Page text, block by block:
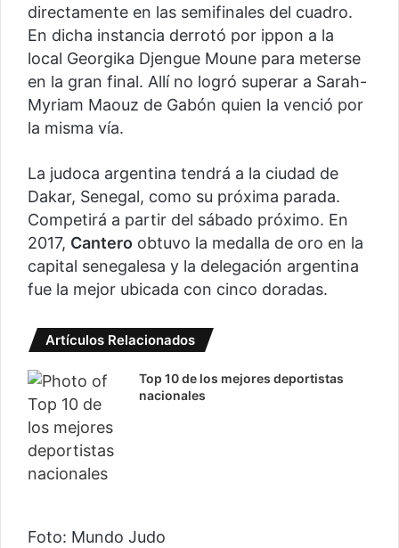
directamente en las semifinales del cuadro.
En dicha instancia derrotó por ippon a la
local Georgika Djengue Moune para meterse
en la gran final. Allí no logró superar a Sarah-
Myriam Maouz de Gabón quien la venció por
la misma vía.
La judoca argentina tendrá a la ciudad de
Dakar, Senegal, como su próxima parada.
Competirá a partir del sábado próximo. En
2017, Cantero obtuvo la medalla de oro en la
capital senegalesa y la delegación argentina
fue la mejor ubicada con cinco doradas.
Artículos Relacionados
Top 10 de los mejores deportistas
nacionales
Foto: Mundo Judo